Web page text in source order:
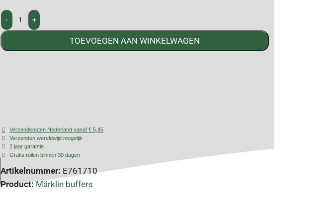
- +
TOEVOEGEN AAN WINKELWAGEN
Verzendkosten Nederland vanaf € 5,45
Verzenden wereldwijd mogelijk
2 jaar garantie
Gratis ruilen binnen 30 dagen
Artikelnummer: E761710
Product: Märklin buffers